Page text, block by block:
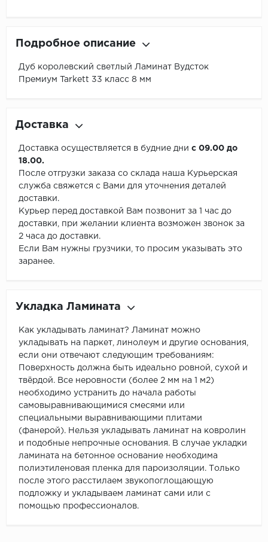
Подробное описание
Дуб королевский светлый Ламинат Вудсток
Премиум Tarkett 33 класс 8 мм
Доставка
Доставка осуществляется в будние дни с 09.00 до
18.00.
После отгрузки заказа со склада наша Курьерская
служба свяжется с Вами для уточнения деталей
доставки.
Курьер перед доставкой Вам позвонит за 1 час до
доставки, при желании клиента возможен звонок за
2 часа до доставки.
Если Вам нужны грузчики, то просим указывать это
заранее.
Укладка Ламината
Как укладывать ламинат? Ламинат можно
укладывать на паркет, линолеум и другие основания,
если они отвечают следующим требованиям:
Поверхность должна быть идеально ровной, сухой и
твёрдой. Все неровности (более 2 мм на 1 м2)
необходимо устранить до начала работы
самовыравнивающимися смесями или
специальными выравнивающими плитами
(фанерой). Нельзя укладывать ламинат на ковролин
и подобные непрочные основания. В случае укладки
ламината на бетонное основание необходима
полиэтиленовая пленка для пароизоляции. Только
после этого расстилаем звукопоглощающую
подложку и укладываем ламинат сами или с
помощью профессионалов.